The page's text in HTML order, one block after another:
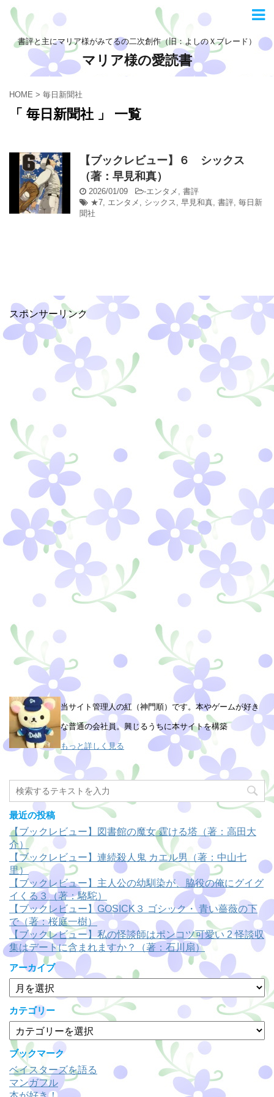
書評と主にマリア様がみてるの二次創作（旧：よしのＸブレード）
マリア様の愛読書
HOME > 毎日新聞社
「 毎日新聞社 」 一覧
【ブックレビュー】６ シックス
（著：早見和真）
2026/01/09 -エンタメ , 書評
★7, エンタメ , シックス, 早見和真, 書評, 毎日新
聞社
スポンサーリンク
当サイト管理人の紅（神門順）です。本やゲームが好き
な普通の会社員。興じるうちに本サイトを構築
もっと詳しく見る
最近の投稿
【ブックレビュー】図書館の魔女 霆ける塔（著：高田大
介）
【ブックレビュー】連続殺人鬼 カエル男（著：中山七
里）
【ブックレビュー】主人公の幼馴染が、脇役の俺にグイグ
イくる３（著：駱駝）
【ブックレビュー】GOSICK３ ゴシック・ 青い薔薇の下
で（著：桜庭一樹）
【ブックレビュー】私の怪談師はポンコツ可愛い 2 怪談収
集はデートに含まれますか？（著：石川扇）
アーカイブ
ア
ー
カ
イ
ブ
カテゴリー
テ
ゴ
リ
ー
ブックマーク
ベイスターズを語る
マンガフル